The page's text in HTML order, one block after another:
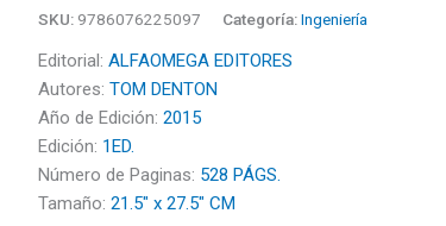
SKU: 9786076225097 Categoría:Ingeniería
Editorial: ALFAOMEGA EDITORES
Autores: TOM DENTON
Año de Edición: 2015
Edición: 1ED.
Número de Paginas: 528 PÁGS.
Tamaño: 21.5" x 27.5" CM